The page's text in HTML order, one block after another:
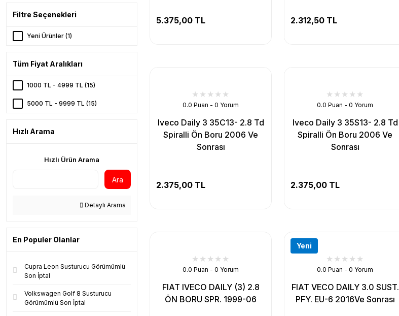
Filtre Seçenekleri
Yeni Ürünler (1)
Tüm Fiyat Aralıkları
1000 TL - 4999 TL (15)
5000 TL - 9999 TL (15)
Hızlı Arama
Hızlı Ürün Arama
Ara
Detaylı Arama
En Populer Olanlar
Cupra Leon Susturucu Görümümlü
Son İptal
Volkswagen Golf 8 Susturucu
Görümümlü Son İptal
5.375,00 TL 2.312,50 TL
0.0 Puan - 0 Yorum
Iveco Daily 3 35C13- 2.8 Td
Spiralli Ön Boru 2006 Ve
Sonrası
2.375,00 TL
0.0 Puan - 0 Yorum
Iveco Daily 3 35S13- 2.8 Td
Spiralli Ön Boru 2006 Ve
Sonrası
2.375,00 TL
0.0 Puan - 0 Yorum
FIAT IVECO DAILY (3) 2.8
ÖN BORU SPR. 1999-06
Yeni
0.0 Puan - 0 Yorum
FIAT VECO DAILY 3.0 SUST.
PFY. EU-6 2016Ve Sonrası